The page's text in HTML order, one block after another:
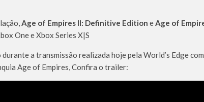
Age of Empires II: Definitive Edition e Age of
One e Xbox Series X|S
a transmissão realizada hoje pela World’s Edge
Age of Empires, Confira o trailer: